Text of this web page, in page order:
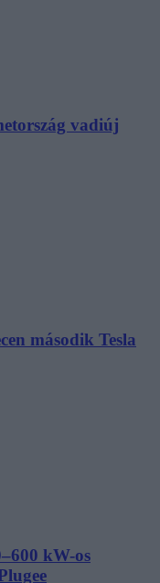
vadiúj
második Tesla
kW-os